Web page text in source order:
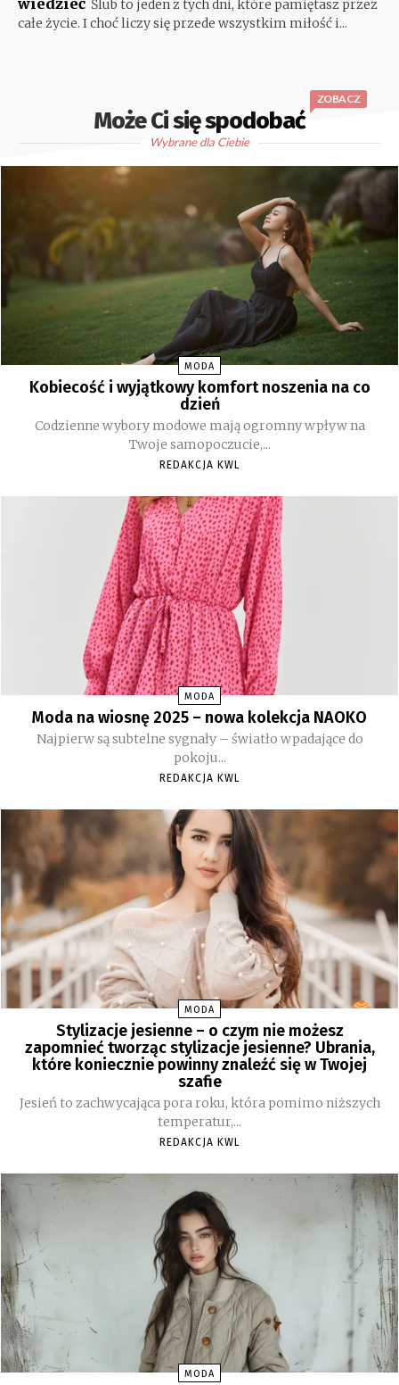
Ślub to jeden z tych dni, które pamiętasz przez
całe życie. I choć liczy się przede wszystkim miłość i...
Może Ci się spodobać
ZOBACZ
Wybrane dla Ciebie
MODA
Kobiecość i wyjątkowy komfort noszenia na co
dzień
Codzienne wybory modowe mają ogromny wpływ na
Twoje samopoczucie,...
REDAKCJA KWL
MODA
Moda na wiosnę 2025 – nowa kolekcja NAOKO
Najpierw są subtelne sygnały – światło wpadające do
pokoju...
REDAKCJA KWL
MODA
Stylizacje jesienne – o czym nie możesz
zapomnieć tworząc stylizacje jesienne? Ubrania,
które koniecznie powinny znaleźć się w Twojej
szafie
Jesień to zachwycająca pora roku, która pomimo niższych
temperatur,...
REDAKCJA KWL
MODA